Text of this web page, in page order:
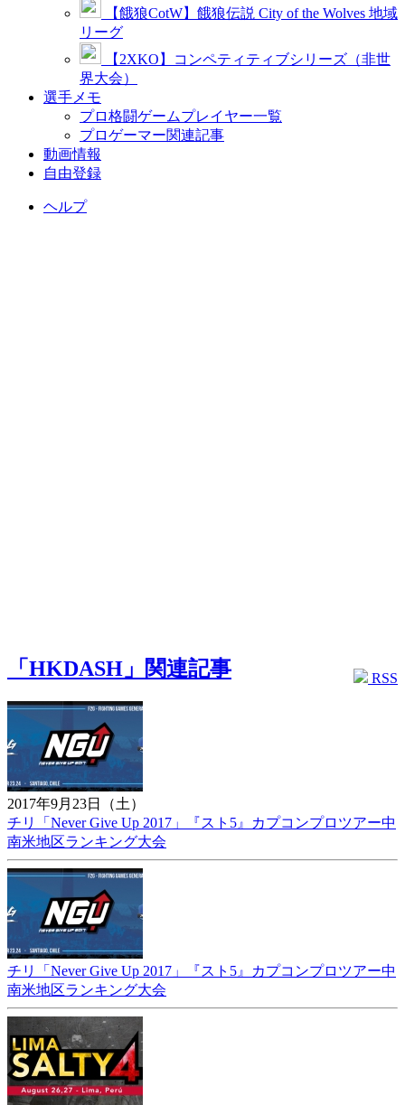
【餓狼CotW】餓狼伝説 City of the Wolves 地域
リーグ
【2XKO】コンペティティブシリーズ（非世
界大会）
選手メモ
プロ格闘ゲームプレイヤー一覧
プロゲーマー関連記事
動画情報
自由登録
ヘルプ
RSS
「HKDASH」関連記事
2017年9月23日（土）
チリ「Never Give Up 2017」『スト5』カプコンプロツアー中
南米地区ランキング大会
チリ「Never Give Up 2017」『スト5』カプコンプロツアー中
南米地区ランキング大会